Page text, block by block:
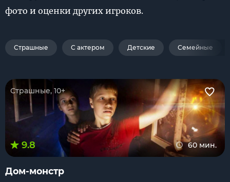
фото и оценки других игроков.
Страшные С актером Детские Семейные
Страшные, 10+
9.8 60 мин.
Дом-монстр